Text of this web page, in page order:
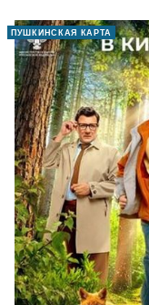
ПУШКИНСКАЯ КАРТА